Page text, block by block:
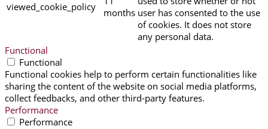
viewed_cookie_policy
months user has consented to the use
of cookies. It does not store
any personal data.
Functional
Functional
Functional cookies help to perform certain functionalities like
sharing the content of the website on social media platforms,
collect feedbacks, and other third-party features.
Performance
Performance